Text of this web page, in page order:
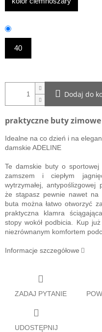
40
Dodaj do
praktyczne buty zimowe
Idealne na co dzień i na
damskie ADELINE
Te damskie buty o sportowej
zamszem i ciepłym
wytrzymałej,
że stąpasz pewnie nawet na
buta można łatwo otworzyć
praktyczna klamra
stopy wokół podbicia. Kup
niezrównanym komfortem
Informacje szczegółowe
ZADAJ PYTANIE
UDOSTĘPNIJ